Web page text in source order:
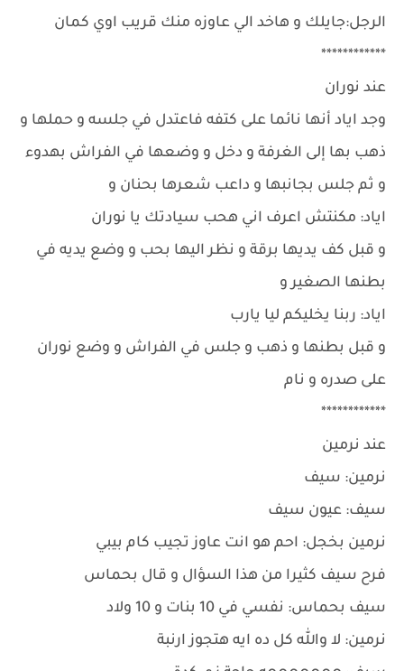
الرجل:جايلك و هاخد الي عاوزه منك قريب اوي كمان
************
عند نوران
وجد اياد أنها نائما على كتفه فاعتدل في جلسه و حملها و
ذهب بها إلى الغرفة و دخل و وضعها في الفراش بهدوء
و ثم جلس بجانبها و داعب شعرها بحنان و
اياد: مكنتش اعرف اني هحب سيادتك يا نوران
و قبل كف يديها برقة و نظر اليها بحب و وضع يديه في
بطنها الصغير و
اياد: ربنا يخليكم ليا يارب
و قبل بطنها و ذهب و جلس في الفراش و وضع نوران
على صدره و نام
************
عند نرمين
نرمين: سيف
سيف: عيون سيف
نرمين بخجل: احم هو انت عاوز تجيب كام بيبي
فرح سيف كثيرا من هذا السؤال و قال بحماس
سيف بحماس: نفسي في 10 بنات و 10 ولاد
نرمين: لا والله كل ده ايه هتجوز ارنبة